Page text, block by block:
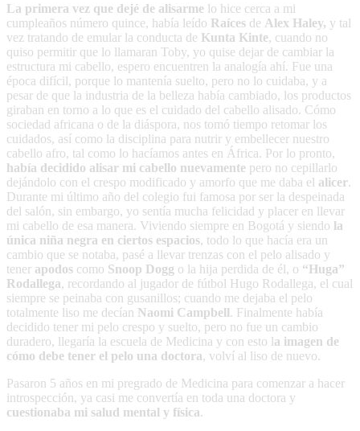
La primera vez que dejé de alisarme lo hice cerca a mi
cumpleaños número quince, había leído Raíces de Alex Haley, y tal
vez tratando de emular la conducta de Kunta Kinte, cuando no
quiso permitir que lo llamaran Toby, yo quise dejar de cambiar la
estructura mi cabello, espero encuentren la analogía ahí. Fue una
época difícil, porque lo mantenía suelto, pero no lo cuidaba, y a
pesar de que la industria de la belleza había cambiado, los productos
giraban en torno a lo que es el cuidado del cabello alisado. Cómo
sociedad africana o de la diáspora, nos tomó tiempo retomar los
cuidados, así como la disciplina para nutrir y embellecer nuestro
cabello afro, tal como lo hacíamos antes en África. Por lo pronto,
había decidido alisar mi cabello nuevamente pero no cepillarlo
dejándolo con el crespo modificado y amorfo que me daba el alicer.
Durante mi último año del colegio fui famosa por ser la despeinada
del salón, sin embargo, yo sentía mucha felicidad y placer en llevar
mi cabello de esa manera. Viviendo siempre en Bogotá y siendo la
única niña negra en ciertos espacios, todo lo que hacía era un
cambio que se notaba, pasé a llevar trenzas con el pelo alisado y
tener apodos como Snoop Dogg o la hija perdida de él, o “Huga”
Rodallega, recordando al jugador de fútbol Hugo Rodallega, el cual
siempre se peinaba con gusanillos; cuando me dejaba el pelo
totalmente liso me decían Naomi Campbell. Finalmente había
decidido tener mi pelo crespo y suelto, pero no fue un cambio
duradero, llegaría la escuela de Medicina y con esto la imagen de
cómo debe tener el pelo una doctora, volví al liso de nuevo.
Pasaron 5 años en mi pregrado de Medicina para comenzar a hacer
introspección, ya casi me convertía en toda una doctora y
cuestionaba mi salud mental y física.